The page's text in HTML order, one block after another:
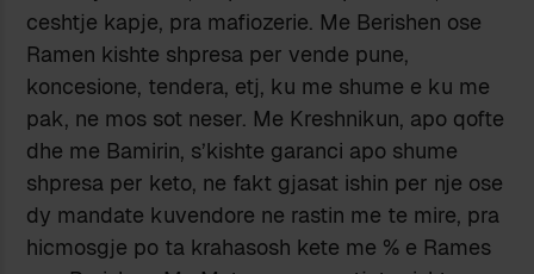
ceshtje kapje, pra mafiozerie. Me Berishen ose
Ramen kishte shpresa per vende pune,
koncesione, tendera, etj, ku me shume e ku me
pak, ne mos sot neser. Me Kreshnikun, apo qofte
dhe me Bamirin, s’kishte garanci apo shume
shpresa per keto, ne fakt gjasat ishin per nje ose
dy mandate kuvendore ne rastin me te mire, pra
hicmosgje po ta krahasosh kete me % e Rames